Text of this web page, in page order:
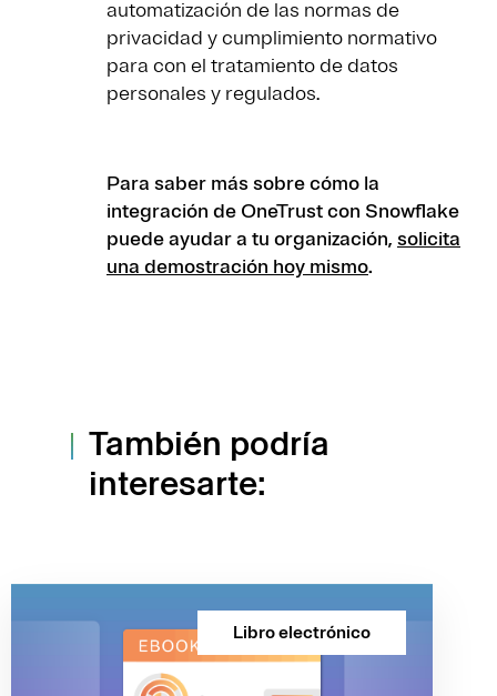
automatización de las normas de
privacidad y cumplimiento normativo
para con el tratamiento de datos
personales y regulados.
Para saber más sobre cómo la
integración de OneTrust con Snowflake
puede ayudar a tu organización, solicita
una demostración hoy mismo.
También podría
interesarte:
Libro electrónico